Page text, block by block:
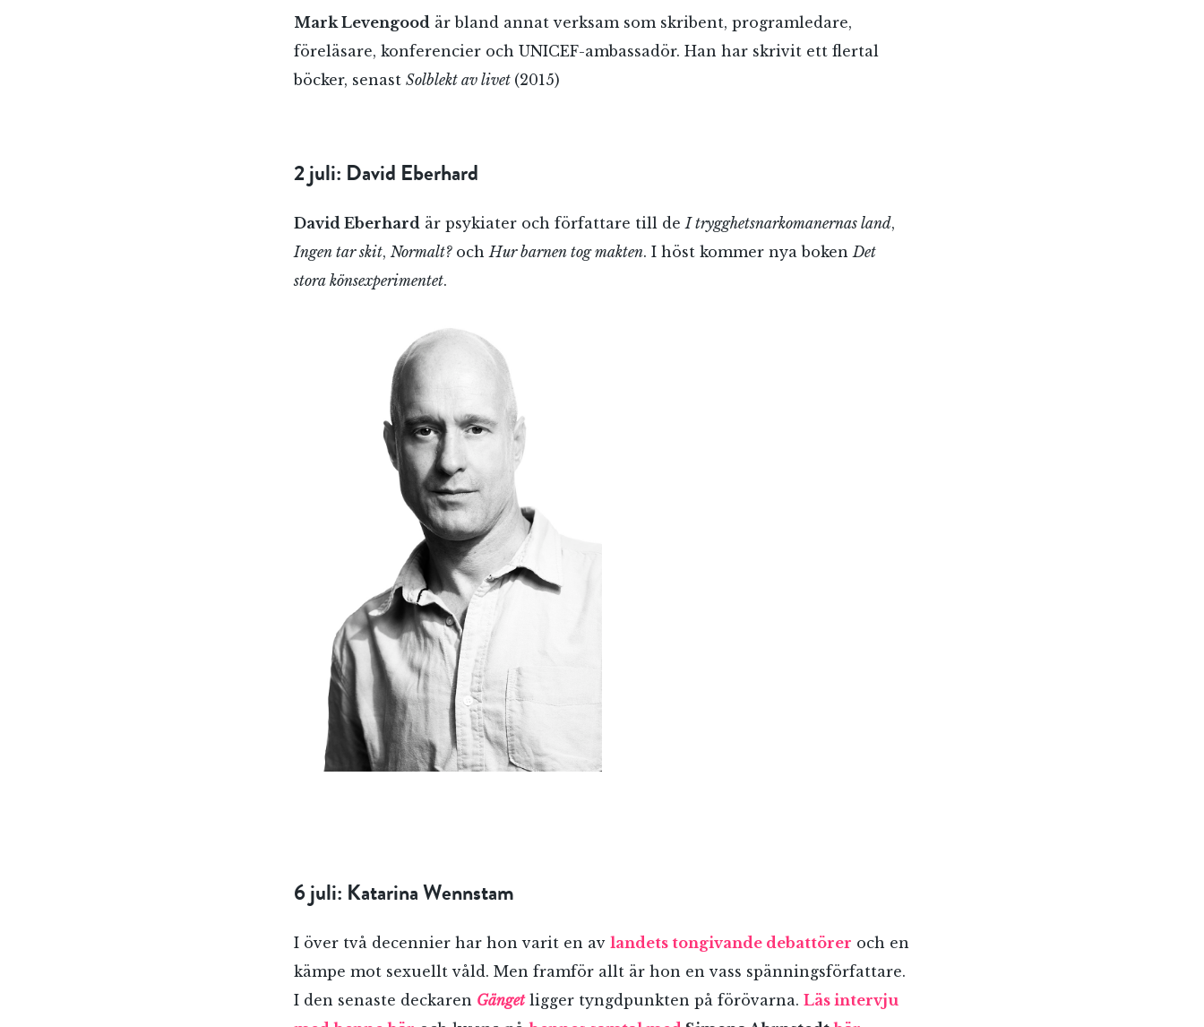
Mark Levengood är bland annat verksam som skribent, programledare,
föreläsare, konferencier och UNICEF-ambassadör. Han har skrivit ett flertal
böcker, senast Solblekt av livet (2015)
2 juli: David Eberhard
David Eberhard är psykiater och författare till de I trygghetsnarkomanernas land,
Ingen tar skit, Normalt?och Hur barnen tog makten. I höst kommer nya boken Det
stora könsexperimentet.
6 juli: Katarina Wennstam
I över två decennier har hon varit en av landets tongivande debattörer och en
kämpe mot sexuellt våld. Men framför allt är hon en vass spänningsförfattare.
I den senaste deckaren Gängetligger tyngdpunkten på förövarna. Läs intervju